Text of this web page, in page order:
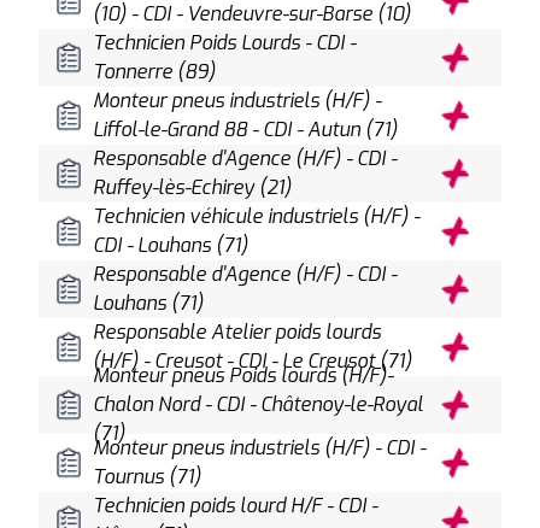
(10) - CDI - Vendeuvre-sur-Barse (10)
Technicien Poids Lourds - CDI -
Tonnerre (89)
Monteur pneus industriels (H/F) -
Liffol-le-Grand 88 - CDI - Autun (71)
Responsable d'Agence (H/F) - CDI -
Ruffey-lès-Echirey (21)
Technicien véhicule industriels (H/F) -
CDI - Louhans (71)
Responsable d'Agence (H/F) - CDI -
Louhans (71)
Responsable Atelier poids lourds
(H/F) - Creusot - CDI - Le Creusot (71)
Monteur pneus Poids lourds (H/F)-
Chalon Nord - CDI - Châtenoy-le-Royal
(71)
Monteur pneus industriels (H/F) - CDI -
Tournus (71)
Technicien poids lourd H/F - CDI -